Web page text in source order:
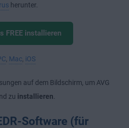
herunter.
FREE installieren
Mac iOS
auf dem Bildschirm, um AVG
zu installieren
Software (für